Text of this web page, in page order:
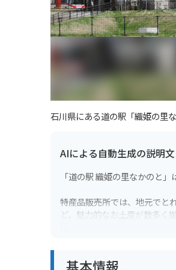
石川県にある道の駅「織姫の里な
AIによる自動生成の説明文
「道の駅 織姫の里なかのと
特産品販売所では、地元でと
ど、魅力的なお土産が数多く
バイクで訪れる際には、広
基本情報